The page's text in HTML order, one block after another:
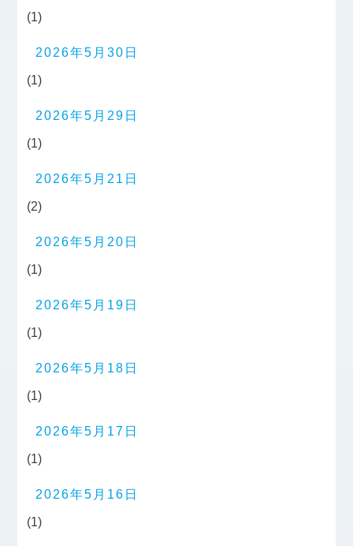
(1)
2026年5月30日
(1)
2026年5月29日
(1)
2026年5月21日
(2)
2026年5月20日
(1)
2026年5月19日
(1)
2026年5月18日
(1)
2026年5月17日
(1)
2026年5月16日
(1)